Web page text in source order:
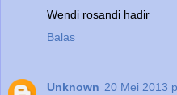
Wendi rosandi hadir
Balas
Unknown 20 Mei 2013